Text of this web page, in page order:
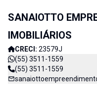
SANAIOTTO
IMOBILIÁRIOS
CRECI: 23579J
(55) 3511-1559
(55) 3511-1559